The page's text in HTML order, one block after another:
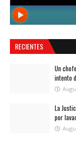
RECIENTES
Un
intento
La
por